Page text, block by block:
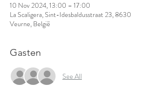
10 Nov 2024, 13:00 – 17:00
La Scaligera, Sint-Idesbaldusstraat 23, 8630
Veurne, België
Gasten
See All